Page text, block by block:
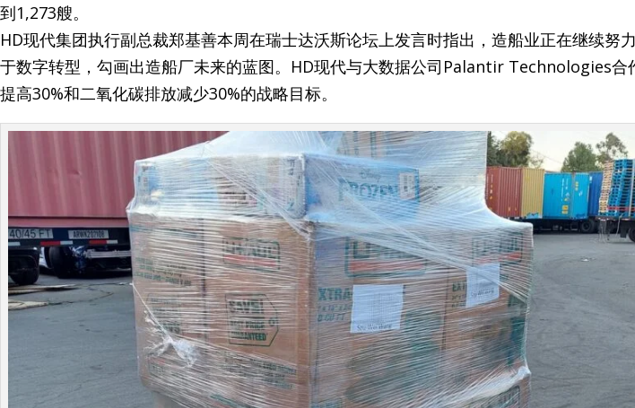
到1,273艘。
HD现代集团执行副总裁郑基善本周在瑞士达沃斯论坛上发言时指出，造船业正在继续努
于数字转型，勾画出造船厂未来的蓝图。HD现代与大数据公司Palantir Technologies合
提高30%和二氧化碳排放减少30%的战略目标。